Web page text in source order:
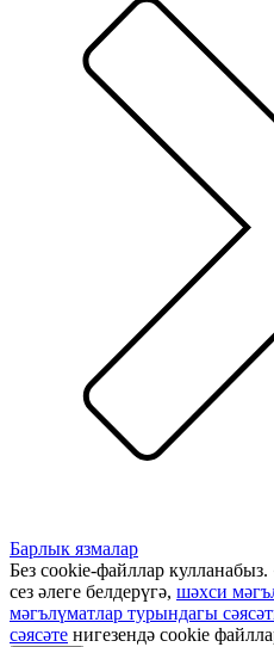
Барлык язмалар
Без cookie-файллар
сез әлеге белдерүгә, шәхси
мәгълүматлар турындагы
сәясәте нигезендә cookie